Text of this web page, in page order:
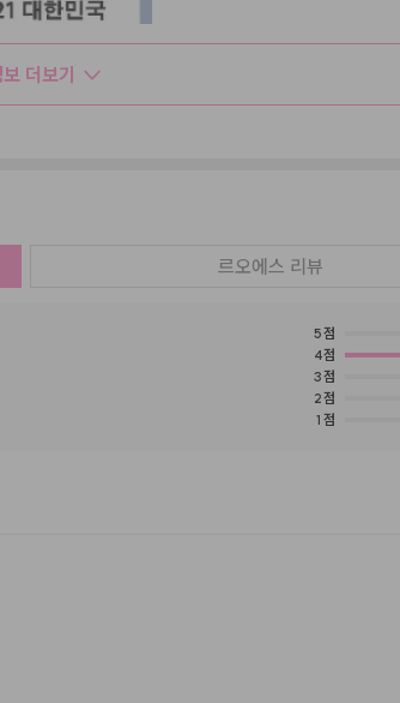
더보기
르오에스 리뷰
5점
4점
3점
2점
1 점